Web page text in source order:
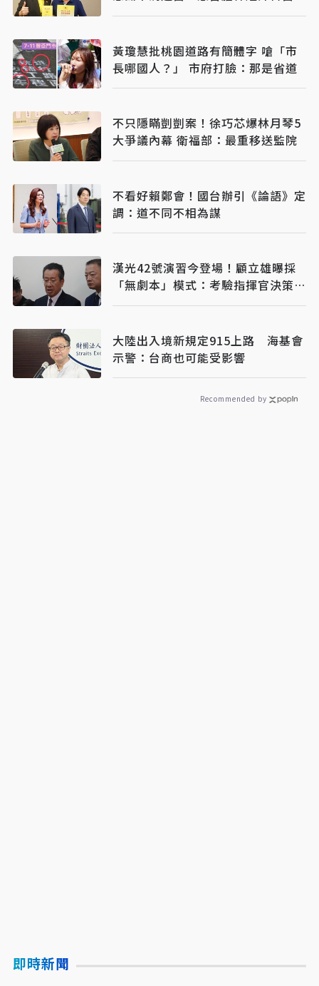
刀
黃瓊慧批桃園道路有簡體字 嗆「市
長哪國人？」 市府打臉：那是省道
不只隱瞞剴剴案！徐巧芯爆林月琴5
大爭議內幕 衛福部：最重移送監院
不看好賴鄭會！國台辦引《論語》定
調：道不同不相為謀
漢光42號演習今登場！顧立雄曝採
「無劇本」模式：考驗指揮官決策能
力
大陸出入境新規定915上路 海基會
示警：台商也可能受影響
Recommended by
即時新聞